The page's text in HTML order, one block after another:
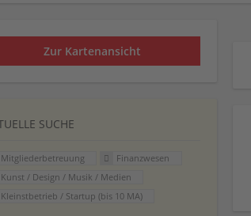
Zur Kartenansicht
SUCHE
Mitgliederbetreuung
Finanzwesen
Kunst / Design / Musik / Medien
Kleinstbetrieb / Startup (bis 10 MA)